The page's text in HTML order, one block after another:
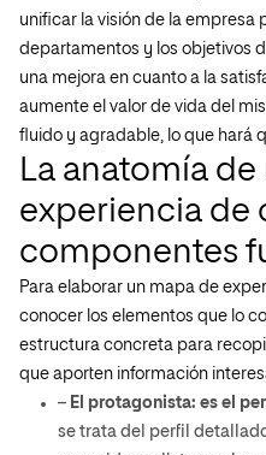
unificar la visión de la empresa
departamentos y los objetivos
una mejora en cuanto a la
aumente el valor de vida del
fluido y agradable, lo que hará
La anatomía
experiencia de
componentes
Para elaborar un mapa de
conocer los elementos que lo
estructura concreta para
que aporten información
– El protagonista: es el
se trata del perfil